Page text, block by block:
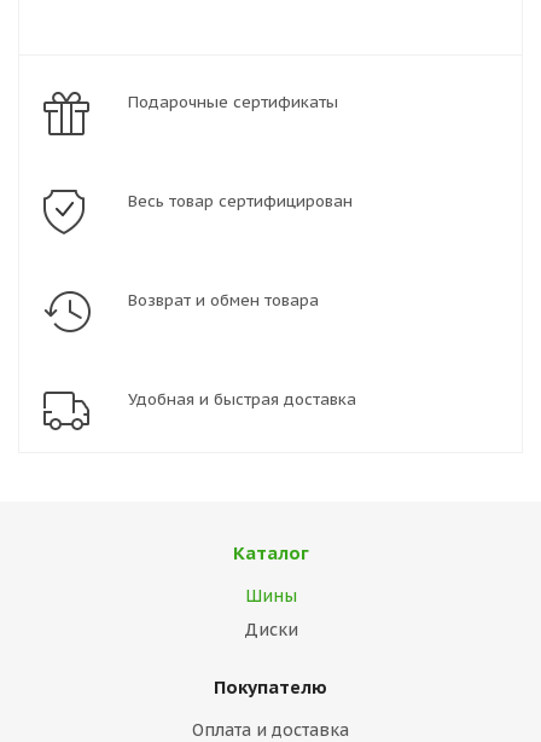
Подарочные сертификаты
Весь товар сертифицирован
Возврат и обмен товара
Удобная и быстрая доставка
Каталог
Шины
Диски
Покупателю
Оплата и доставка